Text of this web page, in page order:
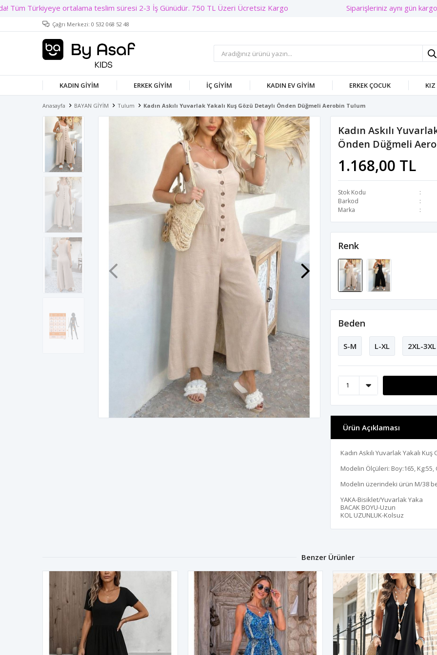
Siparişleriniz aynı gün
Çağrı Merkezi: 0 532 068 52 48
KADIN GIYIM ERKEK GIYIM İÇ GIYIM KADIN EV GIYIM ERKEK ÇOCUK KIZ
Anasayfa BAYAN GİYİM Tulum Kadın Askılı Yuvarlak Yakalı Kuş Gözü Detaylı Önden Düğmeli Aerobin Tulum
Kadın Askılı
Önden Düğmeli
1.168,00 TL
Stok Kodu
Barkod
Marka
Renk
Beden
S-M L-XL 2XL-3XL
Ürün Açıklaması
Kadın Askılı Yuvarlak Yakalı
Modelin Ölçüleri: Boy:165, Kg:55,
Modelin üzerindeki ürün M/38
YAKA-Bisiklet/Yuvarlak Yaka
BACAK BOYU-Uzun
KOL UZUNLUK-Kolsuz
Benzer Ürünler